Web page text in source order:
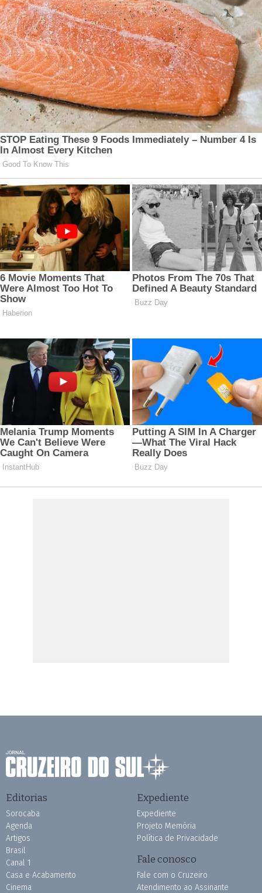
Editorias
Sorocaba
Agenda
Artigos
Brasil
Canal 1
Casa e Acabamento
Cinema
Expediente
Expediente
Projeto Memória
Política de Privacidade
Fale conosco
Fale com o Cruzeiro
Atendimento ao Assinante